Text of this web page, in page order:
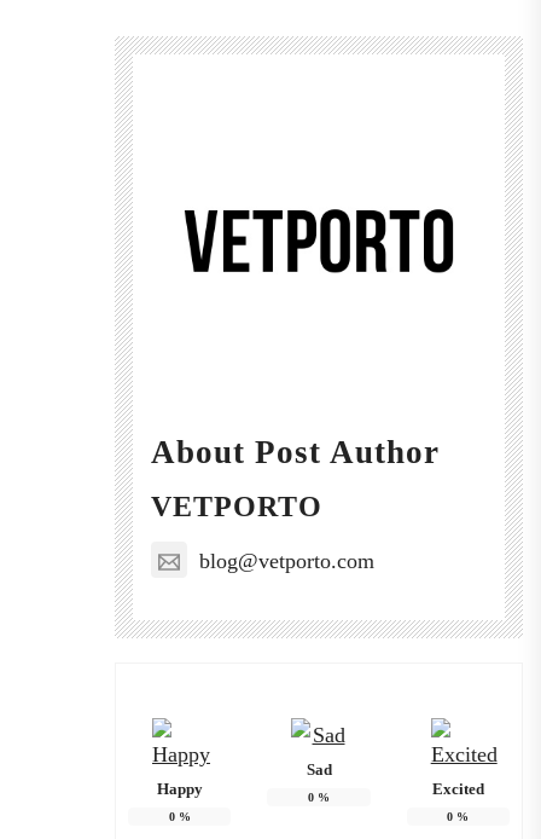
About Post Author
VETPORTO
blog@vetporto.com
Happy
0%
Sad
0 % Excited
0 %